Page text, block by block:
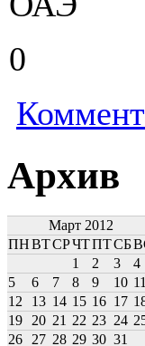
0
Архив
Март 2012
ПНВТСРЧТПТСБ
1
2 3
4
5
6 7 8 9 10 11
12
13 14 15 16 17
19
20 21 22 23 24
26
27 28 29 30 31